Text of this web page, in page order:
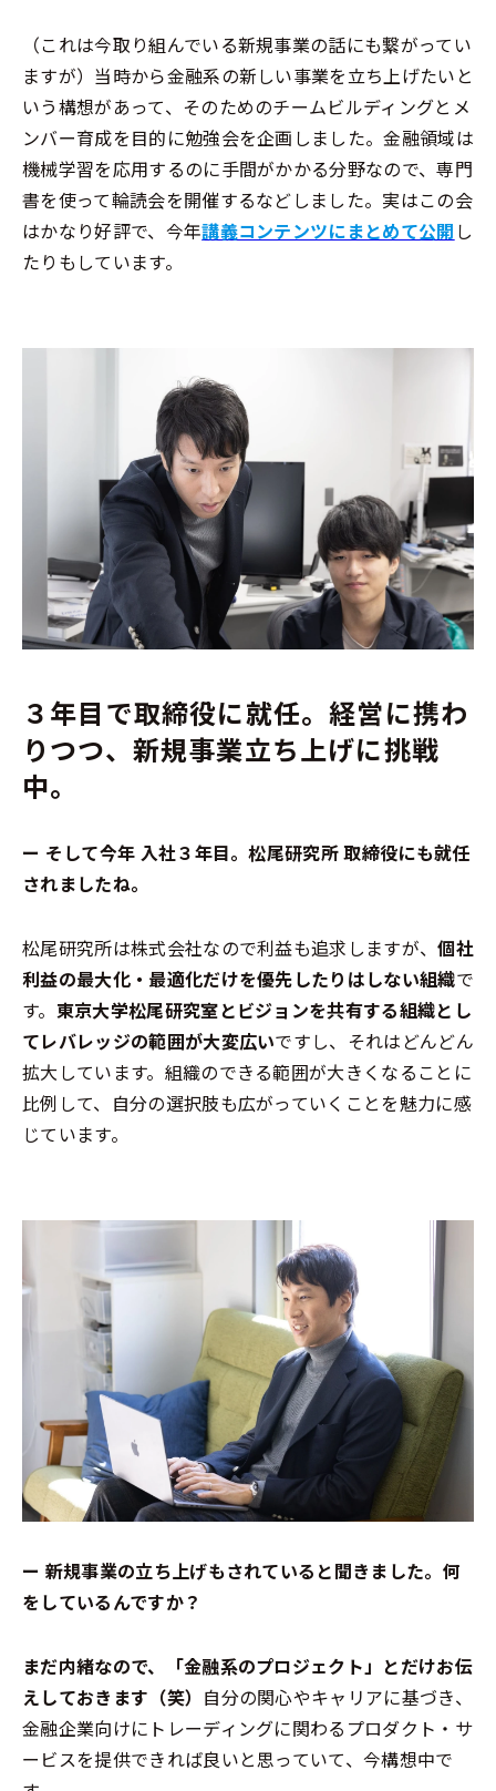
（これは今取り組んでいる新規事業の話にも繋がってい
ますが）当時から金融系の新しい事業を立ち上げたいと
いう構想があって、そのためのチームビルディングとメ
ンバー育成を目的に勉強会を企画しました。金融領域は
機械学習を応用するのに手間がかかる分野なので、専門
書を使って輪読会を開催するなどしました。実はこの会
はかなり好評で、今年講義コンテンツにまとめて公開 し
たりもしています。
３年目で取締役に就任。経営に携わ
りつつ、新規事業立ち上げに挑戦
中。
ー そして今年 入社３年目。松尾研究所 取締役にも就任
されましたね。
松尾研究所は株式会社なので利益も追求しますが、個社
利益の最大化・最適化だけを優先したりはしない組織で
す。 東京大学松尾研究室とビジョンを共有する組織とし
てレバレッジの範囲が大変広いですし、それはどんどん
拡大しています。組織のできる範囲が大きくなることに
比例して、自分の選択肢も広がっていくことを魅力に感
じています。
ー 新規事業の立ち上げもされていると聞きました。何
をしているんですか？
まだ内緒なので、「金融系のプロジェクト」とだけお伝
えしておきます（笑） 自分の関心やキャリアに基づき、
金融企業向けにトレーディングに関わるプロダクト・サ
ービスを提供できれば良いと思っていて、今構想中で